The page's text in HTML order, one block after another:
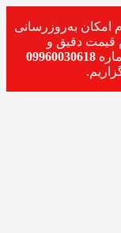
امکان به‌روزرسانی
قیمت دقیق و
09960030618